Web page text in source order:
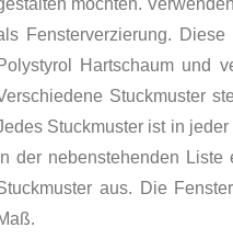
möchten.
Fensterverzierung.
Hartschaum und
Stuckmuster
Stuckmuster ist in
der nebenstehenden
aus. Die